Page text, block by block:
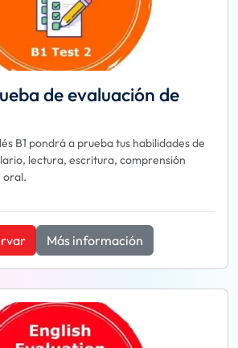
de evaluación de
B1 pondrá a prueba tus habilidades de
lectura, escritura, comprensión
oral.
Más información